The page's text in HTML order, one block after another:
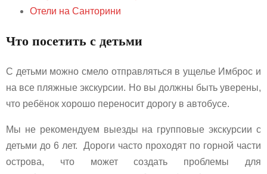
Отели на Санторини
Что посетить с детьми
С детьми можно смело отправляться в ущелье Имброс и
на все пляжные экскурсии. Но вы должны быть уверены,
что ребёнок хорошо переносит дорогу в автобусе.
Мы не рекомендуем выезды на групповые экскурсии с
детьми до 6 лет. Дороги часто проходят по горной части
острова, что может создать проблемы для